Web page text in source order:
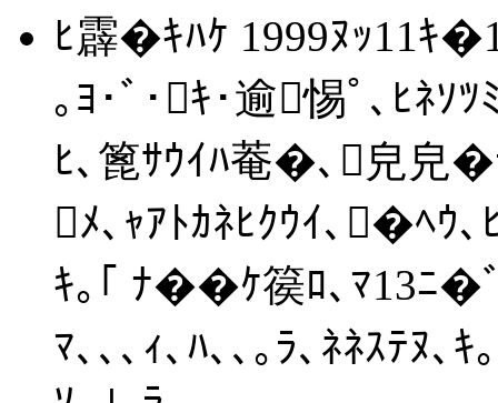
ﾋ霹�ｷﾊｹ 1999ﾇｯ11ｷ
｡ﾖ･ﾞ･ｷ･逾惕ﾟ､ﾋﾈｿ
ﾋ､篦ｻｳｲﾊ菴�､皃皃�
ﾒ､ｬｱﾄｶﾈﾋｸｳｲ､�ﾍｳ､
ｷ｡｢ ﾅ��ｹ篌ﾛ､ﾏ13ﾆ�ﾞ
ﾏ､､､ｨ､ﾊ､､｡ﾗ､ﾈﾈｽﾃﾇ､